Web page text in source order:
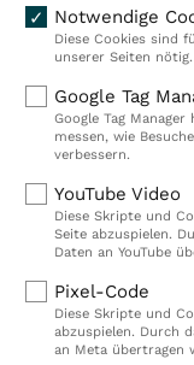
Kliniken
Reha
Prävention
VITREA
Notwendige
Diese Cookies sind
unserer Seiten
Google Tag
Google Tag
messen, wie
verbessern.
YouTube Video
Diese Skripte und
Seite abzuspielen.
Daten an YouTube
Pixel-Code
Diese Skripte und
abzuspielen. Durch
an Meta übertragen